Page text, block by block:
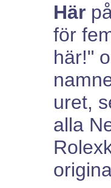
Här
för
här!"
uret,
alla